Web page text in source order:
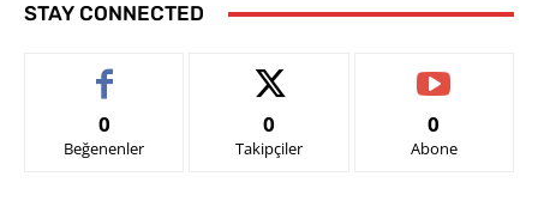
STAY CONNECTED
0
Beğenenler
0
Takipçiler
0
Abone